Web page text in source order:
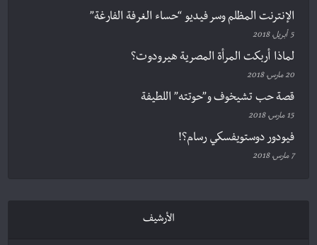
الإنترنت المظلم وسر فيديو “حساء الغرفة الفارغة”
5 أبريل، 2018
لماذا أربكت المرأة المصرية هيرودوت؟
20 مارس، 2018
قصة حب تشيخوف و”حوتته” اللطيفة
15 مارس، 2018
فيودور دوستويفسكي رسام؟!
7 مارس، 2018
الأرشيف